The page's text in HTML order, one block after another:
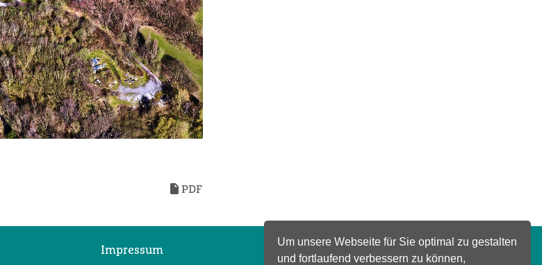
Um unsere Webseite für Sie optimal zu gestalten
und fortlaufend verbessern zu können,
PDF
Impressum